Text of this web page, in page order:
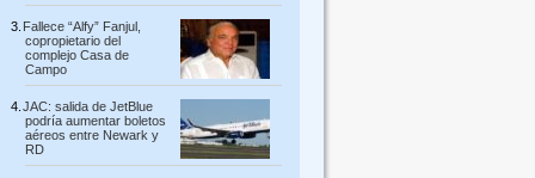
Fallece “Alfy” Fanjul,
copropietario del
complejo Casa de
Campo
JAC: salida de JetBlue
podría aumentar boletos
aéreos entre Newark y
RD